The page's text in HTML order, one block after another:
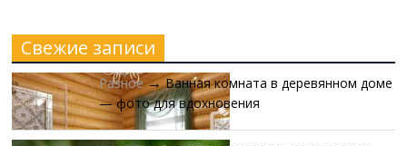
Свежие записи
Разное → Ванная комната в деревянном доме
— фото для вдохновения